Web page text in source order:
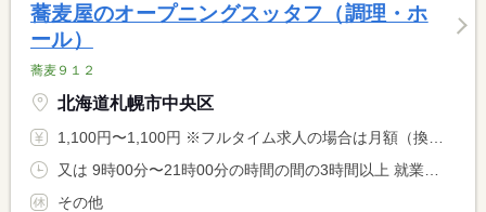
蕎麦屋のオープニングスッタフ（調理・ホ
ール）
蕎麦９１２
北海道札幌市中央区
1,100円〜1,100円 ※フルタイム求人の場合は月額（換算額）、パート求人の場合は時間額を表示しています。
その他